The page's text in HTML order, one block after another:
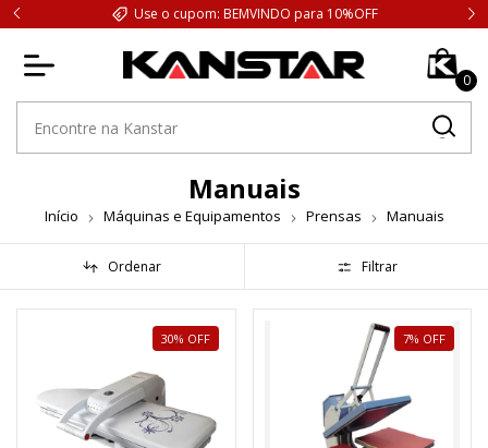
Use o cupom: BEMVINDO para 10%OFF
0
Manuais
Início Máquinas e Equipamentos Prensas Manuais
Ordenar Filtrar
30% OFF 7% OFF